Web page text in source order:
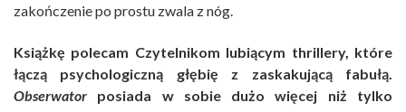
zakończenie po prostu zwala z nóg.
Książkę polecam Czytelnikom lubiącym thrillery, które
łączą psychologiczną głębię z zaskakującą fabułą.
Obserwator posiada w sobie dużo więcej niż tylko